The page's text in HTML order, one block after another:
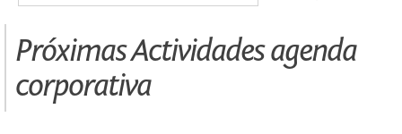
Próximas Actividades agenda
corporativa